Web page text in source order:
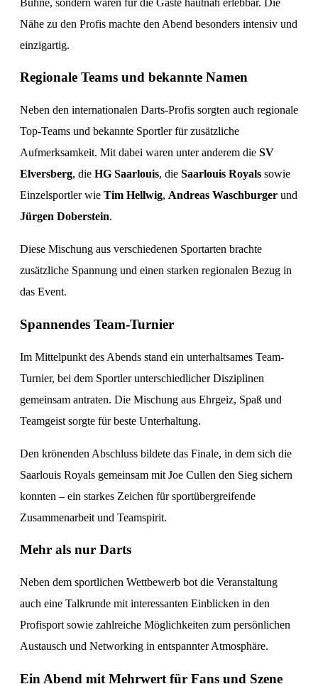
Nähe zu den Profis machte den Abend besonders intensiv und
einzigartig.
Regionale Teams und bekannte Namen
Neben den internationalen Darts-Profis sorgten auch regionale
Top-Teams und bekannte Sportler für zusätzliche
Aufmerksamkeit. Mit dabei waren unter anderem die SV
Elversberg, die HG Saarlouis, die Saarlouis Royals sowie
Einzelsportler wie Tim Hellwig, Andreas Waschburger und
Jürgen Doberstein.
Diese Mischung aus verschiedenen Sportarten brachte
zusätzliche Spannung und einen starken regionalen Bezug in
das Event.
Spannendes Team-Turnier
Im Mittelpunkt des Abends stand ein unterhaltsames Team-
Turnier, bei dem Sportler unterschiedlicher Disziplinen
gemeinsam antraten. Die Mischung aus Ehrgeiz, Spaß und
Teamgeist sorgte für beste Unterhaltung.
Den krönenden Abschluss bildete das Finale, in dem sich die
Saarlouis Royals gemeinsam mit Joe Cullen den Sieg sichern
konnten – ein starkes Zeichen für sportübergreifende
Zusammenarbeit und Teamspirit.
Mehr als nur Darts
Neben dem sportlichen Wettbewerb bot die Veranstaltung
auch eine Talkrunde mit interessanten Einblicken in den
Profisport sowie zahlreiche Möglichkeiten zum persönlichen
Austausch und Networking in entspannter Atmosphäre.
Ein Abend mit Mehrwert für Fans und Szene